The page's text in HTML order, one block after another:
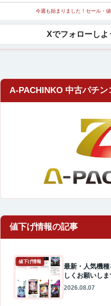
今週も始まりました！セール・
A-PACHINKO 中古パチン
値下げ情報
最新・人気機
しくお願いしま
2026.08.07